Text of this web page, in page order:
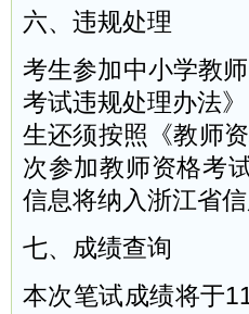
六、违规处理
考生参加中小学教
考试违规处理办法
生还须按照《教师
次参加教师资格考
信息将纳入浙江省
七、成绩查询
本次笔试成绩将于